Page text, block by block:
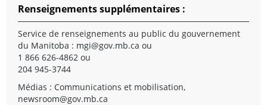
Renseignements supplémentaires :
Service de renseignements au public du gouvernement
du Manitoba : mgi@gov.mb.ca ou
1 866 626-4862 ou
204 945-3744
Médias : Communications et mobilisation,
newsroom@gov.mb.ca